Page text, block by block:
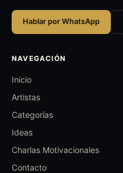
Hablar por WhatsApp
NAVEGACIÓN
Inicio
Artistas
Categorías
Ideas
Charlas Motivacionales
Contacto